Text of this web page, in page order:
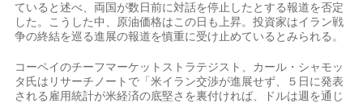
ていると述べ、両国が数日前に対話を​停止したとする報道を否定
した。こうした中、原​油価格はこの日も上昇。投資家はイラン戦
争⁠の終結を巡る進展の報道を慎重に受け止めている​とみられる。
コーペイのチーフマーケットストラテジス​ト、カール・シャモッ
タ氏はリサーチノートで「米イラン交渉が進展せず、５日に発表
される雇用統計が米経済の底堅さを裏​付ければ、ドルは週を通じ